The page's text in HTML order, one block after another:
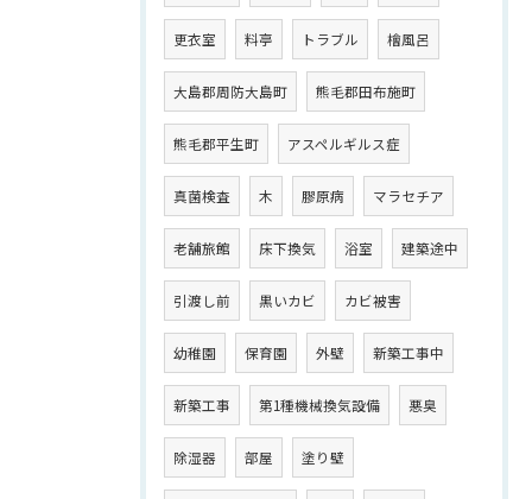
更衣室 料亭 トラブル 檜風呂
大島郡周防大島町 熊毛郡田布施町
熊毛郡平生町 アスペルギルス症
真菌検査 木 膠原病 マラセチア
老舗旅館 床下換気 浴室 建築途中
引渡し前 黒いカビ カビ被害
幼稚園 保育園 外壁 新築工事中
新築工事 第1種機械換気設備 悪臭
除湿器 部屋 塗り壁